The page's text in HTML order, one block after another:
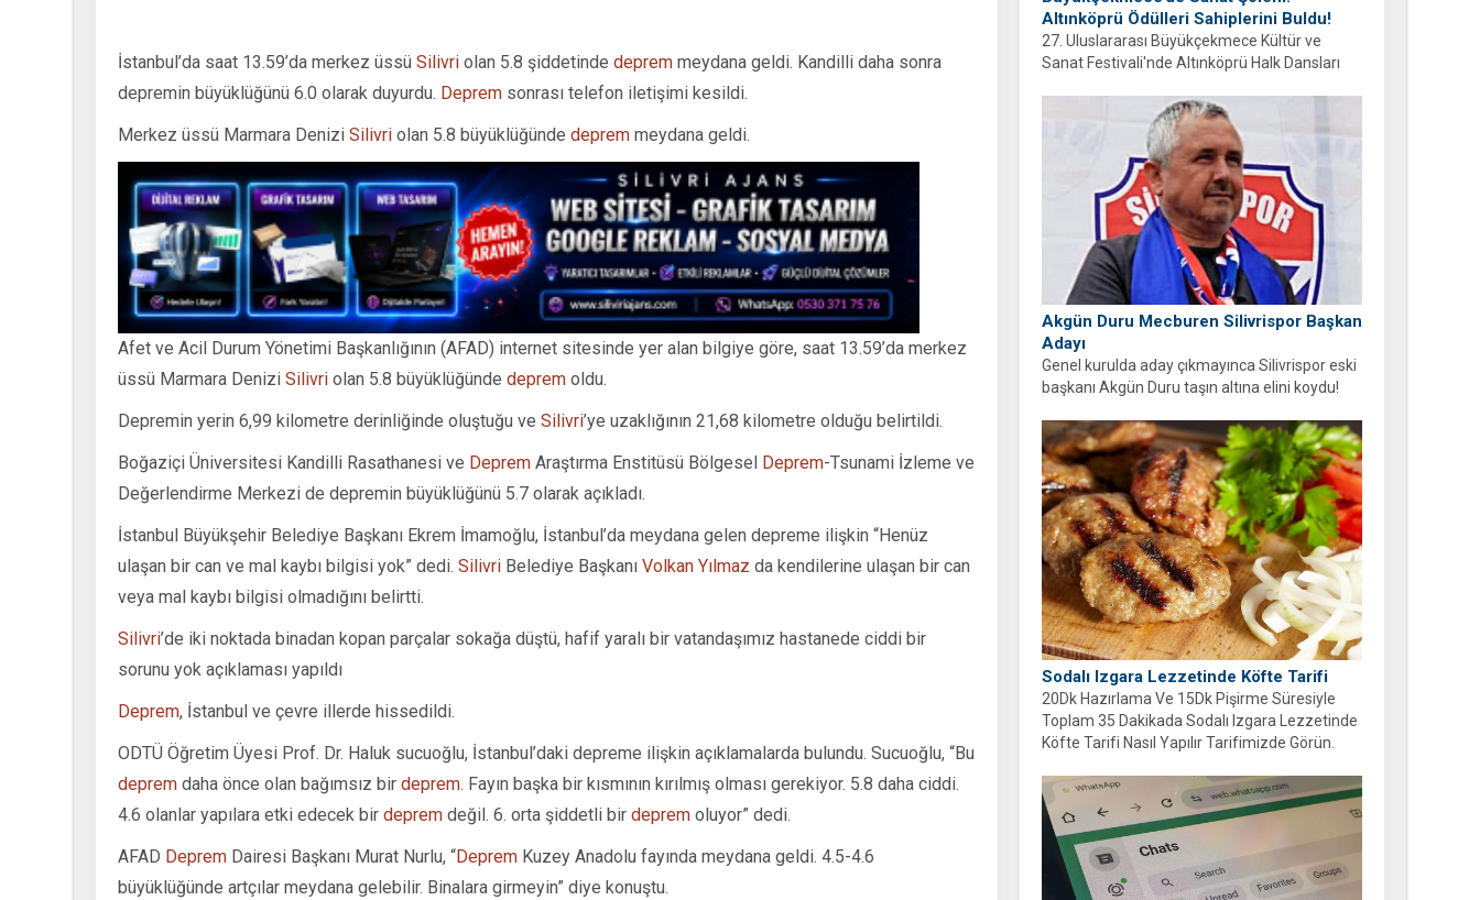
Altınköprü Ödülleri Sahiplerini Buldu!
27. Uluslararası Büyükçekmece Kültür ve
Sanat Festivali'nde Altınköprü Halk Dansları
Akgün Duru Mecburen Silivrispor Başkan
Adayı
Genel kurulda aday çıkmayınca Silivrispor eski
başkanı Akgün Duru taşın altına elini koydu!
açıkladı.
Sodalı Izgara Lezzetinde Köfte Tarifi
20Dk Hazırlama Ve 15Dk Pişirme Süresiyle
Toplam 35 Dakikada Sodalı Izgara Lezzetinde
Köfte Tarifi Nasıl Yapılır Tarifimizde Görün.
İstanbul’da saat 13.59’da merkez üssü Silivri olan 5.8 şiddetinde deprem meydana geldi. Kandilli daha sonra
depremin büyüklüğünü 6.0 olarak duyurdu. Deprem sonrası telefon iletişimi kesildi.
Merkez üssü Marmara Denizi Silivri olan 5.8 büyüklüğünde deprem meydana geldi.
Afet ve Acil Durum Yönetimi Başkanlığının (AFAD) internet sitesinde yer alan bilgiye göre, saat 13.59’da merkez
üssü Marmara Denizi Silivri olan 5.8 büyüklüğünde deprem oldu.
Depremin yerin 6,99 kilometre derinliğinde oluştuğu ve Silivri’ye uzaklığının 21,68 kilometre olduğu belirtildi.
Boğaziçi Üniversitesi Kandilli Rasathanesi ve Deprem Araştırma Enstitüsü Bölgesel Deprem-Tsunami İzleme ve
Değerlendirme Merkezi de depremin büyüklüğünü 5.7 olarak açıkladı.
İstanbul Büyükşehir Belediye Başkanı Ekrem İmamoğlu, İstanbul’da meydana gelen depreme ilişkin “Henüz
ulaşan bir can ve mal kaybı bilgisi yok” dedi. Silivri Belediye Başkanı Volkan Yılmaz da kendilerine ulaşan bir can
veya mal kaybı bilgisi olmadığını belirtti.
Silivri’de iki noktada binadan kopan parçalar sokağa düştü, hafif yaralı bir vatandaşımız hastanede ciddi bir
sorunu yok açıklaması yapıldı
Deprem, İstanbul ve çevre illerde hissedildi.
ODTÜ Öğretim Üyesi Prof. Dr. Haluk sucuoğlu, İstanbul’daki depreme ilişkin açıklamalarda bulundu. Sucuoğlu, “Bu
deprem daha önce olan bağımsız bir deprem. Fayın başka bir kısmının kırılmış olması gerekiyor. 5.8 daha ciddi.
4.6 olanlar yapılara etki edecek bir deprem değil. 6. orta şiddetli bir deprem oluyor” dedi.
AFAD Deprem Dairesi Başkanı Murat Nurlu, “Deprem Kuzey Anadolu fayında meydana geldi. 4.5-4.6
büyüklüğünde artçılar meydana gelebilir. Binalara girmeyin” diye konuştu.